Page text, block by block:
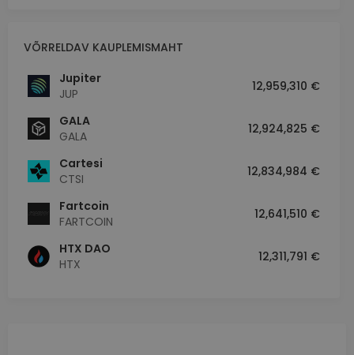
VÕRRELDAV KAUPLEMISMAHT
Jupiter
JUP
12,959,310 €
GALA
GALA
12,924,825 €
Cartesi
CTSI
12,834,984 €
Fartcoin
FARTCOIN
12,641,510 €
HTX DAO
HTX
12,311,791 €